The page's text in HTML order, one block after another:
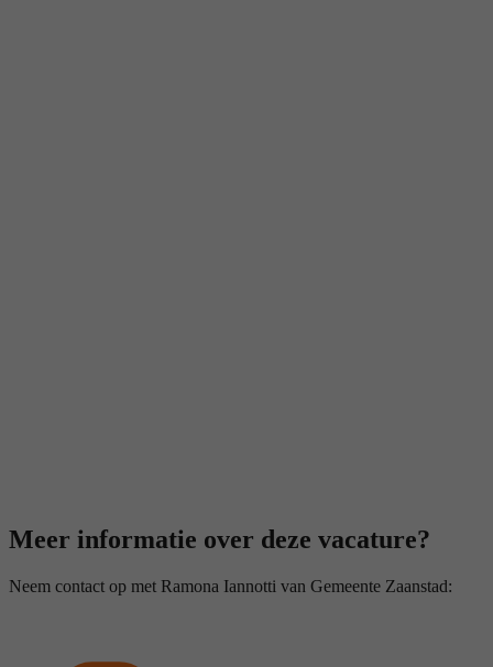
Meer informatie over deze vacature?
Neem contact op met Ramona Iannotti van Gemeente Zaanstad: